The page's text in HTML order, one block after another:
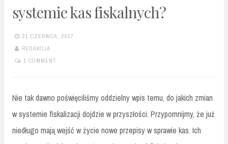
systemie kas fiskalnych?
21 CZERWCA, 2017
REDAKCJA
1 COMMENT
Nie tak dawno poświęciliśmy oddzielny wpis temu, do jakich zmian
w systemie fiskalizacji dojdzie w przyszłości. Przypomnijmy, że już
niedługo mają wejść w życie nowe przepisy w sprawie kas. Ich